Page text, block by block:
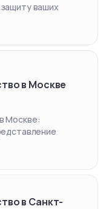
ваших
в Москве
Москве:
в Санкт-